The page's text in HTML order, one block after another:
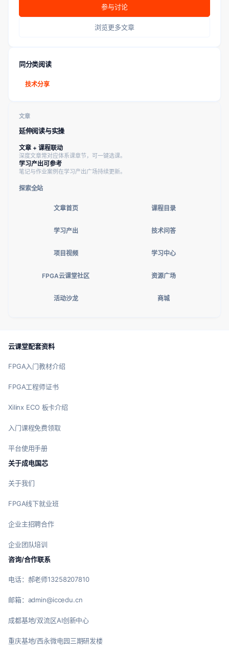
参与讨论
浏览更多文章
同分类阅读
技术分享
文章
延伸阅读与实操
文章 + 课程联动
深度文章常对应体系课章节，可一键选课。
学习产出可参考
笔记与作业案例在学习产出广场持续更新。
探索全站
文章首页 课程目录
学习产出 技术问答
项目视频 学习中心
FPGA云课堂社区 资源广场
活动沙龙 商城
云课堂配套资料
FPGA入门教材介绍
FPGA工程师证书
Xilinx ECO 板卡介绍
入门课程免费领取
平台使用手册
关于成电国芯
关于我们
FPGA线下就业班
企业主招聘合作
企业团队培训
咨询/合作联系
电话：郝老师13258207810
邮箱：admin@iccedu.cn
成都基地/双流区AI创新中心
重庆基地/西永微电园三期研发楼